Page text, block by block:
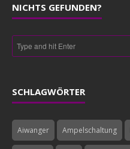
NICHTS GEFUNDEN?
SCHLAGWÖRTER
Aiwanger Ampelschaltung